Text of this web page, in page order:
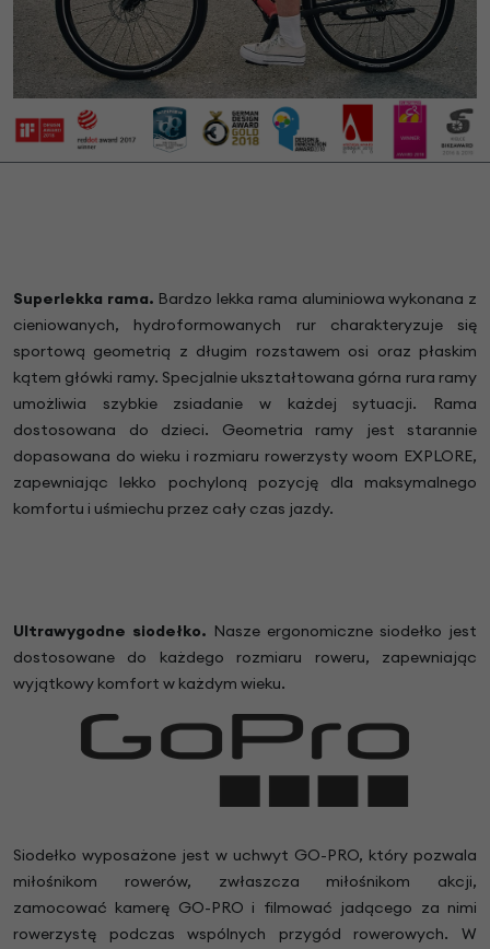
Superlekka rama. Bardzo lekka rama aluminiowa wykonana z
cieniowanych, hydroformowanych rur charakteryzuje się
sportową geometrią z długim rozstawem osi oraz płaskim
kątem główki ramy. Specjalnie ukształtowana górna rura ramy
umożliwia szybkie zsiadanie w każdej sytuacji.
Rama
dostosowana do dzieci. Geometria ramy jest starannie
dopasowana do wieku i rozmiaru rowerzysty woom EXPLORE,
zapewniając lekko pochyloną pozycję dla maksymalnego
komfortu i uśmiechu przez cały czas jazdy.
Ultrawygodne siodełko. Nasze ergonomiczne siodełko jest
dostosowane do każdego rozmiaru roweru, zapewniając
wyjątkowy komfort w każdym wieku.
Siodełko wyposażone jest w uchwyt GO-PRO, który pozwala
miłośnikom rowerów, zwłaszcza miłośnikom akcji,
zamocować kamerę GO-PRO i filmować jadącego za nimi
rowerzystę podczas wspólnych przygód rowerowych. W